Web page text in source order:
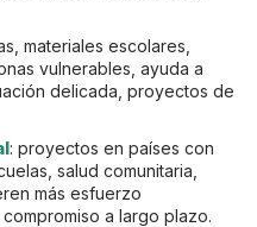
materiales escolares,
vulnerables, ayuda a
delicada, proyectos de
: proyectos en países con
salud comunitaria,
más esfuerzo
a largo plazo.